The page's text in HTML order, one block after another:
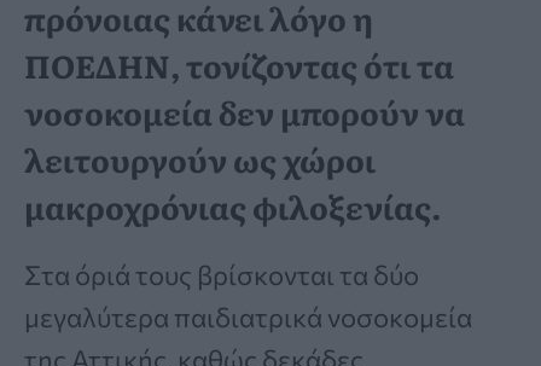
πρόνοιας κάνει λόγο η
ΠΟΕΔΗΝ, τονίζοντας ότι τα
νοσοκομεία δεν μπορούν να
λειτουργούν ως χώροι
μακροχρόνιας φιλοξενίας.
Στα όριά τους βρίσκονται τα δύο
μεγαλύτερα παιδιατρικά νοσοκομεία